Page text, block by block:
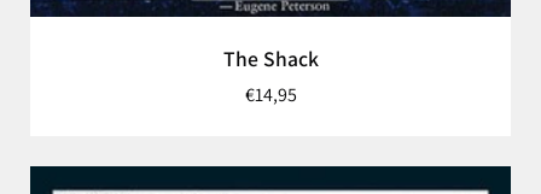
The Shack
€14,95